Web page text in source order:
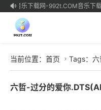

无损音乐下载网-992t.COM音乐下载
当前位置： 首页  Tags：六
六哲-过分的爱你